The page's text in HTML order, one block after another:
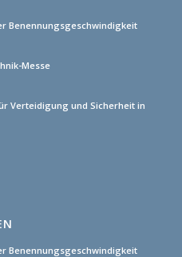
Benennungsgeschwindigkeit
Messe
Verteidigung und Sicherheit in
Benennungsgeschwindigkeit